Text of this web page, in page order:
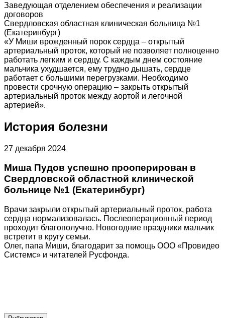
Заведующая отделением обеспечения и реализации
договоров
Свердловская областная клиническая больница №1
(Екатеринбург)
«У Миши врожденный порок сердца – открытый
артериальный проток, который не позволяет полноценно
работать легким и сердцу. С каждым днем состояние
мальчика ухудшается, ему трудно дышать, сердце
работает с большими перегрузками. Необходимо
провести срочную операцию – закрыть открытый
артериальный проток между аортой и легочной
артерией».
История болезни
27 декабря 2024
Миша Пудов успешно прооперирован в
Свердловской областной клинической
больнице №1 (Екатеринбург)
Врачи закрыли открытый артериальный проток, работа
сердца нормализовалась. Послеоперационный период
проходит благополучно. Новогодние праздники мальчик
встретит в кругу семьи.
Олег, папа Миши, благодарит за помощь ООО «Провидео
Системс» и читателей Русфонда.